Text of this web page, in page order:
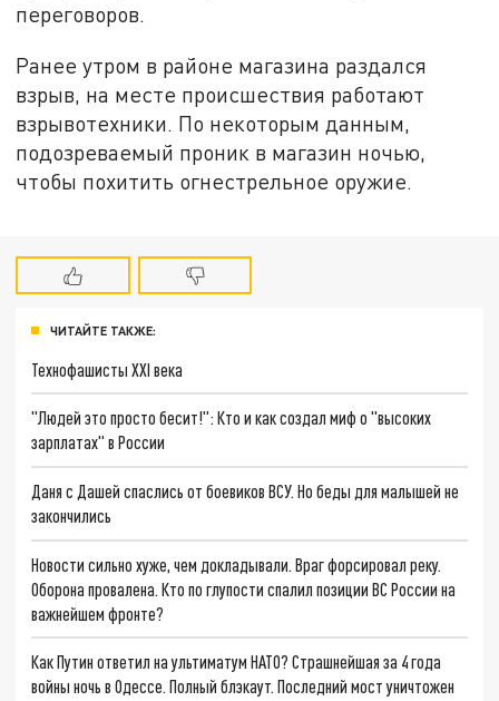
переговоров.
Ранее утром в районе магазина раздался
взрыв, на месте происшествия работают
взрывотехники. По некоторым данным,
подозреваемый проник в магазин ночью,
чтобы похитить огнестрельное оружие.
ЧИТАЙТЕ ТАКЖЕ:
Технофашисты XXI века
"Людей это просто бесит!": Кто и как создал миф о "высоких
зарплатах" в России
Даня с Дашей спаслись от боевиков ВСУ. Но беды для малышей не
закончились
Новости сильно хуже, чем докладывали. Враг форсировал реку.
Оборона провалена. Кто по глупости спалил позиции ВС России на
важнейшем фронте?
Как Путин ответил на ультиматум НАТО? Страшнейшая за 4 года
войны ночь в Одессе. Полный блэкаут. Последний мост уничтожен